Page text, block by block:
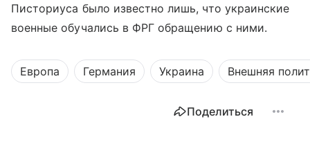
Писториуса было известно лишь, что украинские
военные обучались в ФРГ обращению с ними.
Европа Германия Украина Внешняя
Поделиться